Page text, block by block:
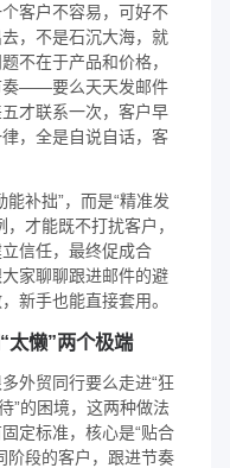
客户不容易，可好不
，不是石沉大海，就
不在于产品和价格，
奏——要么天天发邮件
才联系一次，客户早
，全是自说自话，客
补拙”，而是“精准发
才能既不打扰客户，
信任，最终促成合
家聊聊跟进邮件的避
新手也能直接套用。
太懒”两个极端
外贸同行要么走进“狂
”的困境，这两种做法
定标准，核心是“贴合
阶段的客户，跟进节奏